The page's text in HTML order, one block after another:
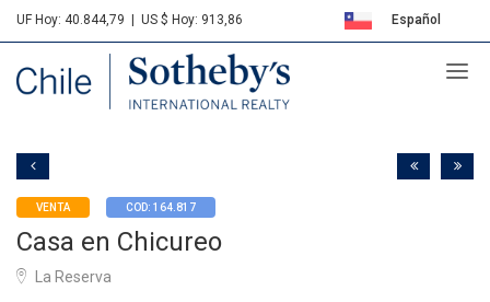
UF Hoy: 40.844,79 US $ Hoy: 913,86 Español
Sotheby's
VENTA COD: 164.817
Casa en Chicureo
La Reserva